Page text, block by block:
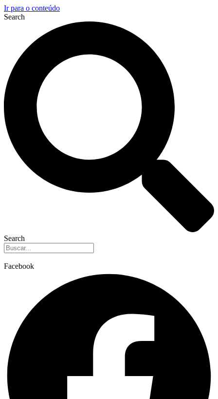
Ir para o conteúdo
Search
Search
Facebook